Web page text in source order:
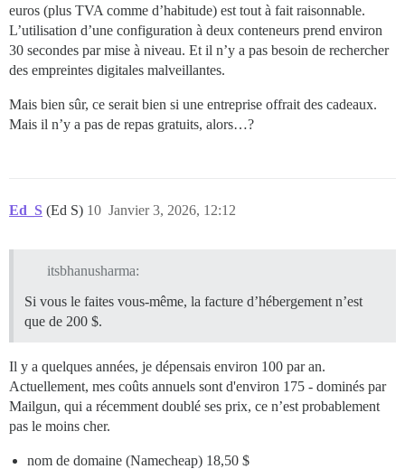
euros (plus TVA comme d’habitude) est tout à fait raisonnable.
L’utilisation d’une configuration à deux conteneurs prend environ
30 secondes par mise à niveau. Et il n’y a pas besoin de rechercher
des empreintes digitales malveillantes.
Mais bien sûr, ce serait bien si une entreprise offrait des cadeaux.
Mais il n’y a pas de repas gratuits, alors…?
Ed_S (Ed S) Janvier 3, 2026, 12:12
10
itsbhanusharma:
Si vous le faites vous-même, la facture d’hébergement n’est
que de 200 $.
Il y a quelques années, je dépensais environ 100 par an.
Actuellement, mes coûts annuels sont d'environ 175 - dominés par
Mailgun, qui a récemment doublé ses prix, ce n’est probablement
pas le moins cher.
nom de domaine (Namecheap) 18,50 $